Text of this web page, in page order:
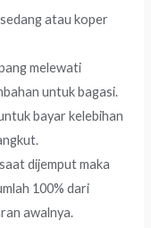
atau koper
melewati
untuk bagasi.
bayar kelebihan
dijemput maka
100% dari
awalnya.